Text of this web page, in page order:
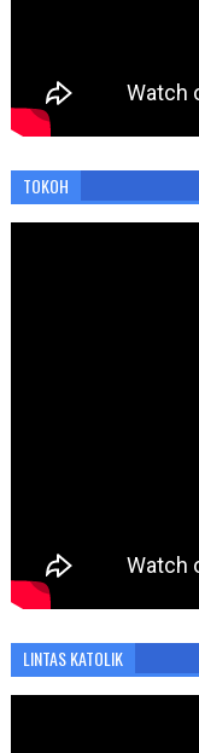
TOKOH
LINTAS KATOLIK